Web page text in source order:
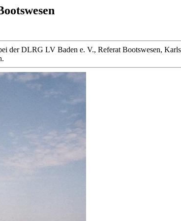
der DLRG LV Baden e. V., Referat Bootswesen,